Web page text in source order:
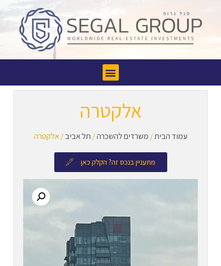
אלקטרה
עמוד הבית/ משרדים להשכרה/ תל אביב/ אלקטרה
מתעניין בנכס זה? הקלק כאן